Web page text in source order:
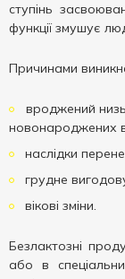
ступінь
функції змушує
Причинами
вроджений
новонароджених
наслідки
грудне
вікові зміни.
Безлактозні
або в